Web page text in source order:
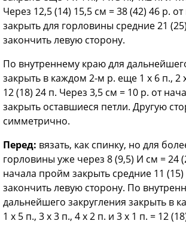
Через 12,5 (14) 15,5 см = 38 (42) 46 р.
закрыть для горловины средние 21
закончить левую сторону.
По внутреннему краю для
закрыть в каждом 2-м р. еще 1 х 6 п., 2
12 (18) 24 п. Через 3,5 см = 10 р. от
закрыть оставшиеся петли. Другую
симметрично.
Перед: вязать, как спинку, но для
горловины уже че­рез 8 (9,5) И см = 24
начала пройм закрыть средние 11
закончить ле­вую сторону. По
дальнейшего закругления за­крыть в
1 х 5 п., 3 х 3 п., 4 х 2 п. и 3 х 1 п. = 12